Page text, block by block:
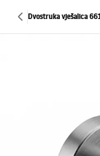
Dvostruka vješalica